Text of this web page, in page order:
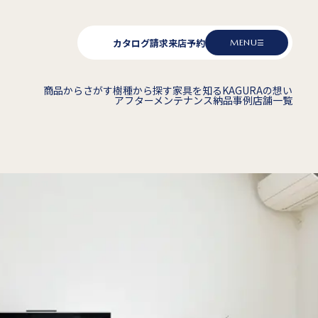
カタログ請求来店予約 MENU
商品からさがす樹種から探す家具を知るKAGURAの想い
アフターメンテナンス納品事例店舗一覧